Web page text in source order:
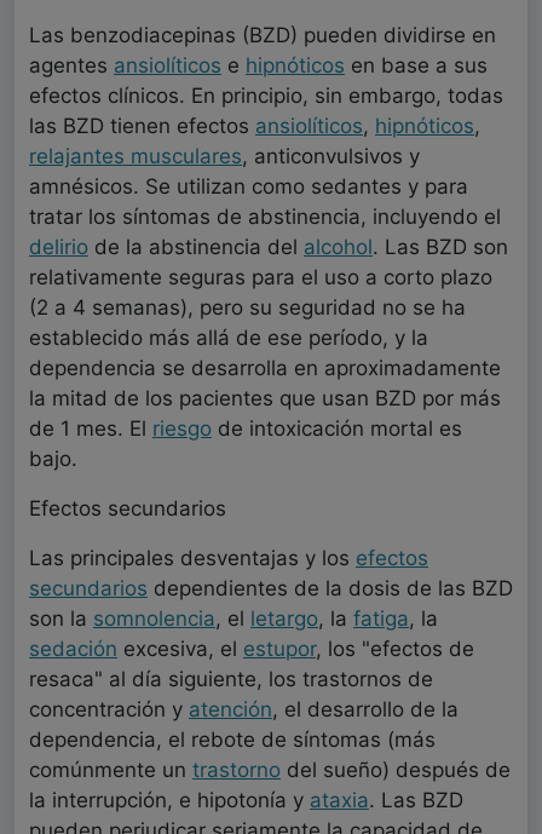
Las benzodiacepinas (BZD) pueden dividirse en
agentes ansiolíticos e hipnóticos en base a sus
efectos clínicos. En principio, sin embargo, todas
las BZD tienen efectos ansiolíticos, hipnóticos,
relajantes musculares, anticonvulsivos y
amnésicos. Se utilizan como sedantes y para
tratar los síntomas de abstinencia, incluyendo el
delirio de la abstinencia del alcohol. Las BZD son
relativamente seguras para el uso a corto plazo
(2 a 4 semanas), pero su seguridad no se ha
establecido más allá de ese período, y la
dependencia se desarrolla en aproximadamente
la mitad de los pacientes que usan BZD por más
de 1 mes. El riesgo de intoxicación mortal es
bajo.
Efectos secundarios
Las principales desventajas y los efectos
secundarios dependientes de la dosis de las BZD
son la somnolencia, el letargo, la fatiga, la
sedación excesiva, el estupor, los "efectos de
resaca" al día siguiente, los trastornos de
concentración y atención, el desarrollo de la
dependencia, el rebote de síntomas (más
comúnmente un trastorno del sueño) después de
la interrupción, e hipotonía y ataxia. Las BZD